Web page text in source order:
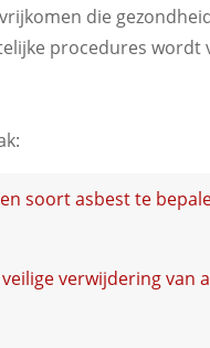
die
procedures wordt
soort asbest te
verwijdering van